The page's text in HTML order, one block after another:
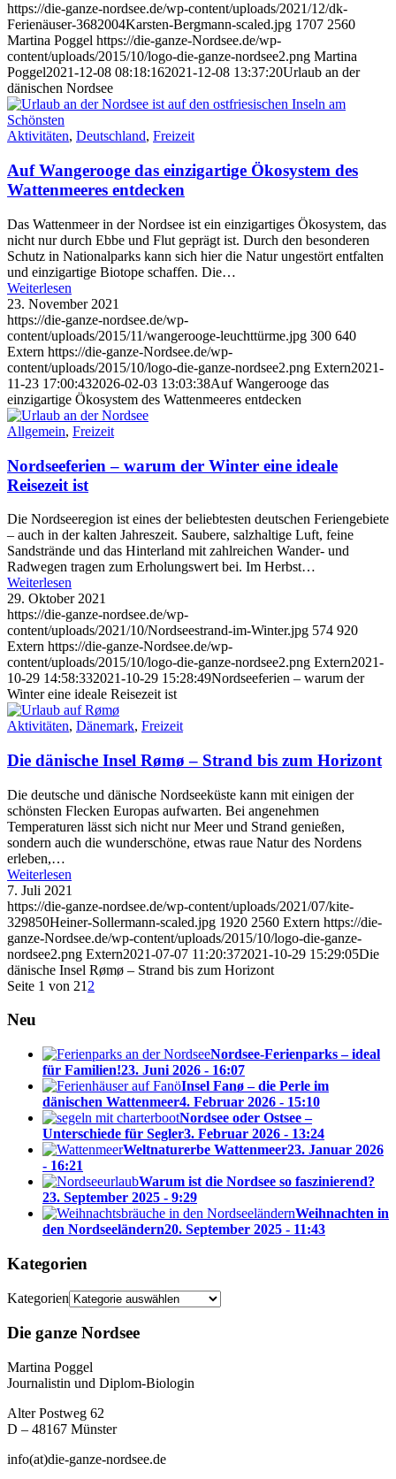
https://die-ganze-nordsee.de/wp-content/uploads/2021/12/dk-
Ferienäuser-3682004Karsten-Bergmann-scaled.jpg 1707 2560
Martina Poggel https://die-ganze-Nordsee.de/wp-
content/uploads/2015/10/logo-die-ganze-nordsee2.png Martina
Poggel2021-12-08 08:18:162021-12-08 13:37:20Urlaub an der
dänischen Nordsee
Aktivitäten, Deutschland, Freizeit
Auf Wangerooge das einzigartige Ökosystem des
Wattenmeeres entdecken
Das Wattenmeer in der Nordsee ist ein einzigartiges Ökosystem, das
nicht nur durch Ebbe und Flut geprägt ist. Durch den besonderen
Schutz in Nationalparks kann sich hier die Natur ungestört entfalten
und einzigartige Biotope schaffen. Die…
Weiterlesen
23. November 2021
https://die-ganze-nordsee.de/wp-
content/uploads/2015/11/wangerooge-leuchttürme.jpg 300 640
Extern https://die-ganze-Nordsee.de/wp-
content/uploads/2015/10/logo-die-ganze-nordsee2.png Extern2021-
11-23 17:00:432026-02-03 13:03:38Auf Wangerooge das
einzigartige Ökosystem des Wattenmeeres entdecken
Allgemein, Freizeit
Nordseeferien – warum der Winter eine ideale
Reisezeit ist
Die Nordseeregion ist eines der beliebtesten deutschen Feriengebiete
– auch in der kalten Jahreszeit. Saubere, salzhaltige Luft, feine
Sandstrände und das Hinterland mit zahlreichen Wander- und
Radwegen tragen zum Erholungswert bei. Im Herbst…
Weiterlesen
29. Oktober 2021
https://die-ganze-nordsee.de/wp-
content/uploads/2021/10/Nordseestrand-im-Winter.jpg 574 920
Extern https://die-ganze-Nordsee.de/wp-
content/uploads/2015/10/logo-die-ganze-nordsee2.png Extern2021-
10-29 14:58:332021-10-29 15:28:49Nordseeferien – warum der
Winter eine ideale Reisezeit ist
Aktivitäten, Dänemark, Freizeit
Die dänische Insel Rømø – Strand bis zum Horizont
Die deutsche und dänische Nordseeküste kann mit einigen der
schönsten Flecken Europas aufwarten. Bei angenehmen
Temperaturen lässt sich nicht nur Meer und Strand genießen,
sondern auch die wunderschöne, etwas raue Natur des Nordens
erleben,…
Weiterlesen
7. Juli 2021
https://die-ganze-nordsee.de/wp-content/uploads/2021/07/kite-
329850Heiner-Sollermann-scaled.jpg 1920 2560 Extern https://die-
ganze-Nordsee.de/wp-content/uploads/2015/10/logo-die-ganze-
nordsee2.png Extern2021-07-07 11:20:372021-10-29 15:29:05Die
dänische Insel Rømø – Strand bis zum Horizont
Seite 1 von 21 2
Neu
Nordsee-Ferienparks – ideal
für Familien!23. Juni 2026 - 16:07
Insel Fanø – die Perle im
dänischen Wattenmeer4. Februar 2026 - 15:10
Nordsee oder Ostsee –
Unterschiede für Segler3. Februar 2026 - 13:24
Weltnaturerbe Wattenmeer23. Januar 2026
- 16:21
Warum ist die Nordsee so faszinierend?
23. September 2025 - 9:29
Weihnachten in
den Nordseeländern20. September 2025 - 11:43
Kategorien
Kategorien
Die ganze Nordsee
Martina Poggel
Journalistin und Diplom-Biologin
Alter Postweg 62
D – 48167 Münster
info(at)die-ganze-nordsee.de